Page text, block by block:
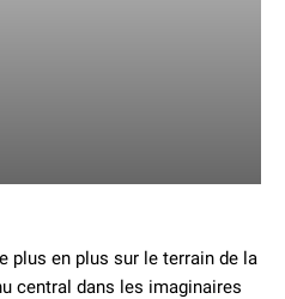
plus en plus sur le terrain de la
central dans les imaginaires